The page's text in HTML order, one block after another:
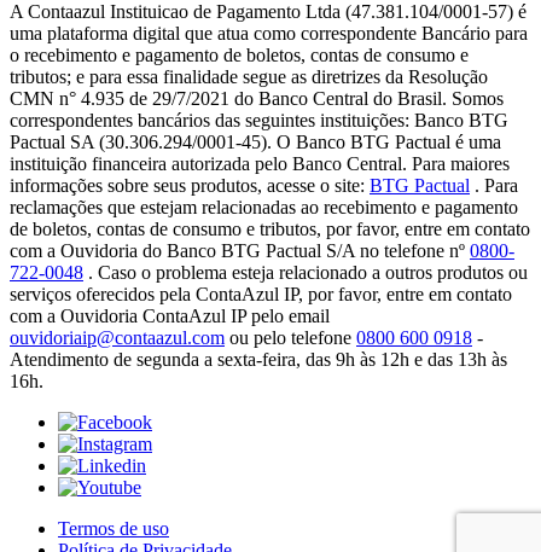
A Contaazul Instituicao de Pagamento Ltda (47.381.104/0001-57) é
uma plataforma digital que atua como correspondente Bancário para
o recebimento e pagamento de boletos, contas de consumo e
tributos; e para essa finalidade segue as diretrizes da Resolução
CMN n° 4.935 de 29/7/2021 do Banco Central do Brasil. Somos
correspondentes bancários das seguintes instituições: Banco BTG
Pactual SA (30.306.294/0001-45). O Banco BTG Pactual é uma
instituição financeira autorizada pelo Banco Central. Para maiores
informações sobre seus produtos, acesse o site: BTG Pactual . Para
reclamações que estejam relacionadas ao recebimento e pagamento
de boletos, contas de consumo e tributos, por favor, entre em contato
com a Ouvidoria do Banco BTG Pactual S/A no telefone nº 0800-
722-0048 . Caso o problema esteja relacionado a outros produtos ou
serviços oferecidos pela ContaAzul IP, por favor, entre em contato
com a Ouvidoria ContaAzul IP pelo email
ouvidoriaip@contaazul.com ou pelo telefone 0800 600 0918 -
Atendimento de segunda a sexta-feira, das 9h às 12h e das 13h às
16h.
Termos de uso